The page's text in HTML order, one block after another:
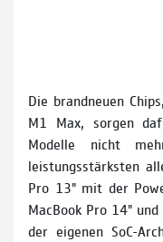
Die brandneuen
M1 Max, sorgen
Modelle nicht
leistungsstärksten
Pro 13" mit der
MacBook Pro 14"
der eigenen SoC-